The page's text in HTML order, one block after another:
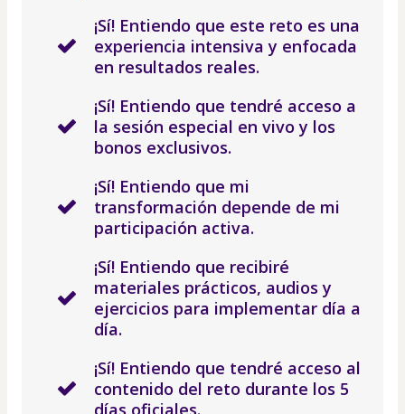
¡Sí! Entiendo que este reto es una
experiencia intensiva y enfocada
en resultados reales.
¡Sí! Entiendo que tendré acceso a
la sesión especial en vivo y los
bonos exclusivos.
¡Sí! Entiendo que mi
transformación depende de mi
participación activa.
¡Sí! Entiendo que recibiré
materiales prácticos, audios y
ejercicios para implementar día a
día.
¡Sí! Entiendo que tendré acceso al
contenido del reto durante los 5
días oficiales.